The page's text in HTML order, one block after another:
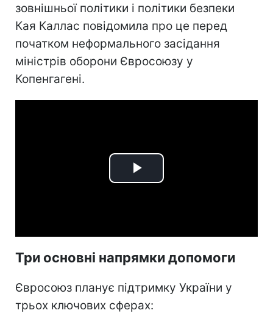
зовнішньої політики і політики безпеки
Кая Каллас повідомила про це перед
початком неформального засідання
міністрів оборони Євросоюзу у
Копенгагені.
Play
Три основні напрямки допомоги
Євросоюз планує підтримку України у
трьох ключових сферах: